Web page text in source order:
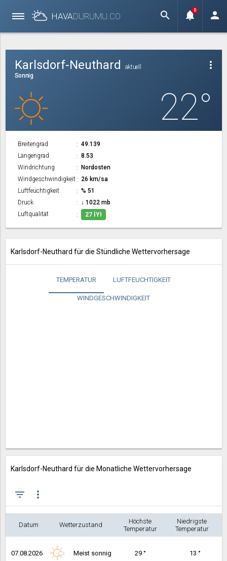
HAVADURUMU.CO search notifications
0 person
more_vert
Karlsdorf-Neuthard
aktuell
Sonnig
22°
Breitengrad
49.139
Längengrad
8.53
Windrichtung
Nordosten
Windgeschwindigkeit
26 km/sa
Luftfeuchtigkeit
% 51
Druck
↓ 1022 mb
Luftqualität
27 İYI
Karlsdorf-Neuthard für die Stündliche Wettervorhersage
TEMPERATUR LUFTFEUCHTIGKEIT
WINDGESCHWINDIGKEIT
Karlsdorf-Neuthard für die Monatliche Wettervorhersage
filter_list more_vert
Datum Wetterzustand
Höchste
Temperatur
Niedrigste
Temperatur
07.08.2026 Meist sonnig 29 ° 13 °